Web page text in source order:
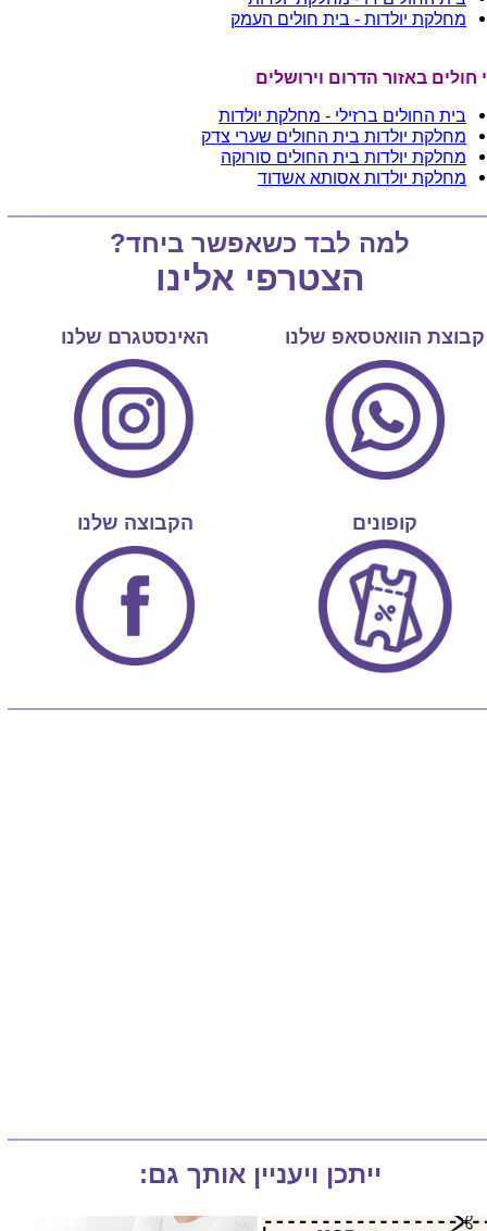
מחלקת יולדות - בית חולים העמק
חולים באזור הדרום וירושלים
בית החולים ברזילי - מחלקת יולדות
מחלקת יולדות בית החולים שערי צדק
מחלקת יולדות בית החולים סורוקה
מחלקת יולדות אסותא אשדוד
למה לבד כשאפשר ביחד?
הצטרפי אלינו
קבוצת הוואטסאפ שלנו האינסטגרם שלנו
קופונים הקבוצה שלנו
ייתכן ויעניין אותך גם: